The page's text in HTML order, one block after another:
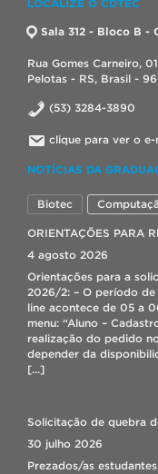
LOCALIZE O CDTEC
Sala 312 - Bloco B -
Rua Gomes Carneiro,
Pelotas - RS, Brasil -
(53) 3284-3890
clique para ver o e-
NOTÍCIAS DA
Biotec
ORIENTAÇÕES PARA
4 agosto 2026
Orientações para a
2026/2: – O período
line acontece de 05 a
menu: “Aluno –
realização do pedido
depender da
[...]
Solicitação de quebra
30 julho 2026
Prezados/as